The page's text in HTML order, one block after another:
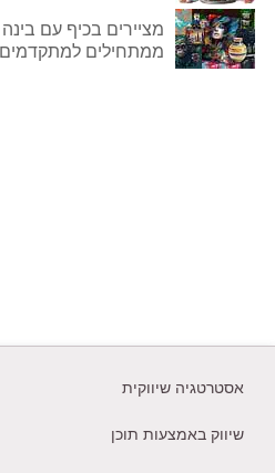
ממתחילים למתקדמים
אסטרטגיה שיווקית
שיווק באמצעות תוכן